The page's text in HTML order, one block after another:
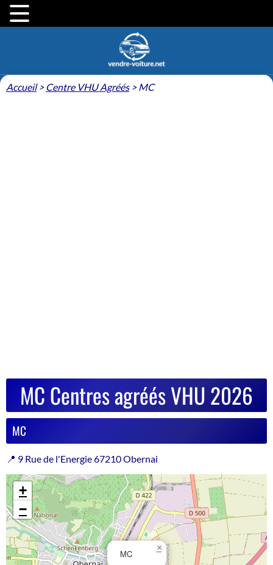
Accueil> Centre VHU Agréés> MC
MC Centres agréés VHU 2026
MC
📍 9 Rue de l'Energie 67210 Obernai
MC
×
+
−